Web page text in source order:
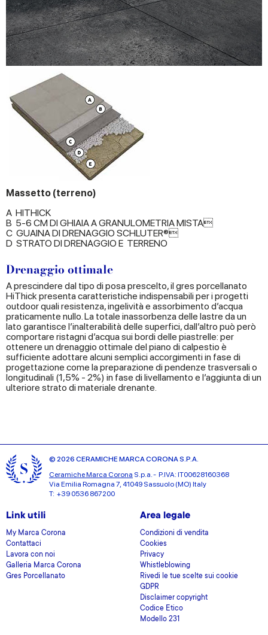
Massetto (terreno)
A HITHICK
B 5-6 CM DI GHIAIA A GRANULOMETRIA MISTA
C GUAINA DI DRENAGGIO SCHLUTER®
D STRATO DI DRENAGGIO E TERRENO
Drenaggio ottimale
A prescindere dal tipo di posa prescelto, il gres porcellanato
HiThick presenta caratteristiche indispensabili per i progetti
outdoor quali resistenza, ingelività e assorbimento d’acqua
praticamente nullo. La totale inassorbenza delle lastre da un
lato garantisce l’inalterabilità delle superfici, dall’altro può però
comportare ristagni d’acqua sui bordi delle piastrelle: per
ottenere un drenaggio ottimale del piano di calpestio è
sufficiente adottare alcuni semplici accorgimenti in fase di
progettazione come la preparazione di pendenze trasversali o
longitudinali (1,5% - 2%) in fase di livellamento e l’aggiunta di un
ulteriore strato di materiale drenante.
© 2026 CERAMICHE MARCA CORONA S.P.A.
Ceramiche Marca Corona S.p.a. - P.IVA: IT00628160368
Via Emilia Romagna 7, 41049 Sassuolo (MO) Italy
T: +39 0536 867200
Link utili
My Marca Corona
Contattaci
Lavora con noi
Galleria Marca Corona
Gres Porcellanato
Area legale
Condizioni di vendita
Cookies
Privacy
Whistleblowing
Rivedi le tue scelte sui cookie
GDPR
Disclaimer copyright
Codice Etico
Modello 231